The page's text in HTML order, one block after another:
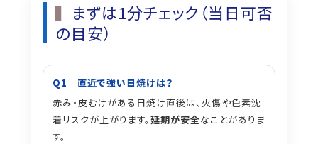
まずは1分チェック（当日可否
の目安）
Q1｜直近で強い日焼けは？
赤み・皮むけがある日焼け直後は、火傷や色素沈
着リスクが上がります。延期が安全なことがありま
す。